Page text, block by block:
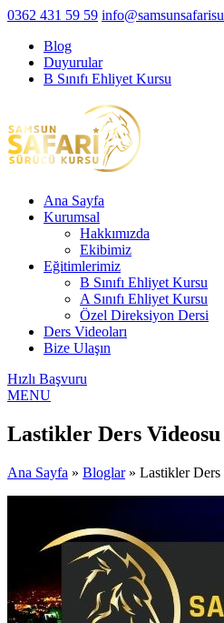
0362 431 59 59
Blog
Duyurular
B Sınıfı Ehliyet Kursu
Ana Sayfa
Kurumsal
Hakkımızda
Ekibimiz
Eğitimlerimiz
B Sınıfı Ehliyet Kursu
A Sınıfı Ehliyet Kursu
Özel Direksiyon Dersi
Ders Videoları
Bize Ulaşın
Hızlı Başvuru
MENU
Lastikler Ders Videosu
Ana Sayfa » Bloglar » Lastikler Ders